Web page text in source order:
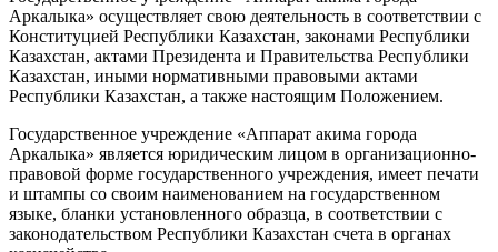
Аркалыка» осуществляет свою деятельность в соответствии с
Конституцией Республики Казахстан, законами Республики
Казахстан, актами Президента и Правительства Республики
Казахстан, иными нормативными правовыми актами
Республики Казахстан, а также настоящим Положением.
Государственное учреждение «Аппарат акима города
Аркалыка» является юридическим лицом в организационно-
правовой форме государственного учреждения, имеет печати
и штампы со своим наименованием на государственном
языке, бланки установленного образца, в соответствии с
законодательством Республики Казахстан счета в органах